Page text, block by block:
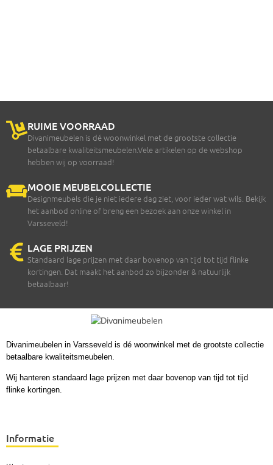
RUIME VOORRAAD
Divanimeubelen is dé woonwinkel met de grootste collectie
betaalbare kwaliteitsmeubelen.Vele artikelen op de webshop
hebben wij op voorraad!
MOOIE MEUBELCOLLECTIE
Designmeubels die je niet iedere dag ziet, voor ieder wat wils. Bekijk
het aanbod online of breng een bezoek aan onze winkel in
Varsseveld!
LAGE PRIJZEN
Standaard lage prijzen met daar bovenop van tijd tot tijd flinke
kortingen. Dat maakt het aanbod zo bijzonder & natuurlijk
betaalbaar!
Divanimeubelen in Varsseveld is dé woonwinkel met de grootste collectie
betaalbare kwaliteitsmeubelen.
Wij hanteren standaard lage prijzen met daar bovenop van tijd tot tijd
flinke kortingen.
Informatie